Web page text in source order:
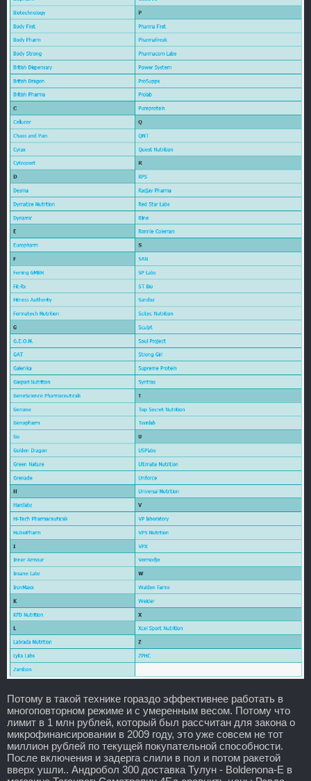
Потому в такой технике гораздо эффективнее работать в
многоповторном режиме и с умеренным весом. Потому что
лимит в 1 млн рублей, который был рассчитан для закона о
микрофинансировании в 2009 году, это уже совсем не тот
миллион рублей по текущей покупательной способности.
После включения и задерга слили в пол и потом ракетой
вверх ушли.. Андробол 300 доставка Тулун - Boldenona-E в